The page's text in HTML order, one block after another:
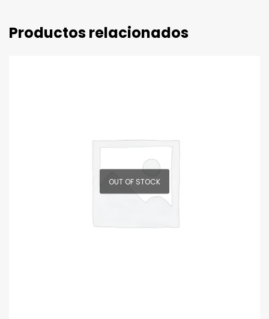
Productos relacionados
OUT OF STOCK